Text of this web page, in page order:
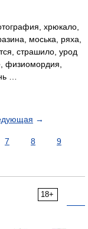
хрюкало,
моська, ряха,
страшило, урод
физиомордия,
…
→
7 8
9
18+